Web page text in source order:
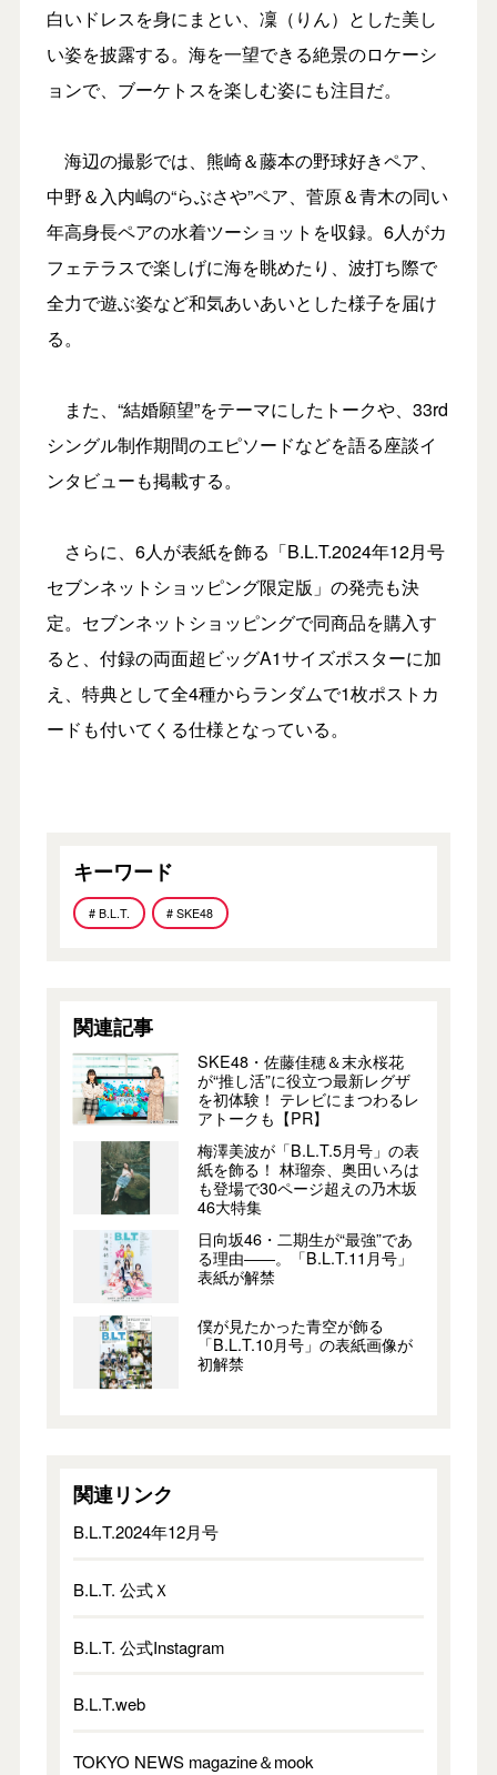
白いドレスを身にまとい、凜（りん）とした美し
い姿を披露する。海を一望できる絶景のロケーシ
ョンで、ブーケトスを楽しむ姿にも注目だ。
海辺の撮影では、熊崎＆藤本の野球好きペア、
中野＆入内嶋の“らぶさや”ペア、菅原＆青木の同い
年高身長ペアの水着ツーショットを収録。6人がカ
フェテラスで楽しげに海を眺めたり、波打ち際で
全力で遊ぶ姿など和気あいあいとした様子を届け
る。
また、“結婚願望”をテーマにしたトークや、33rd
シングル制作期間のエピソードなどを語る座談イ
ンタビューも掲載する。
さらに、6人が表紙を飾る「B.L.T.2024年12月号
セブンネットショッピング限定版」の発売も決
定。セブンネットショッピングで同商品を購入す
ると、付録の両面超ビッグA1サイズポスターに加
え、特典として全4種からランダムで1枚ポストカ
ードも付いてくる仕様となっている。
キーワード
# B.L.T. # SKE48
関連記事
SKE48・佐藤佳穂＆末永桜花
が“推し活”に役立つ最新レグザ
を初体験！ テレビにまつわるレ
アトークも【PR】
梅澤美波が「B.L.T.5月号」の表
紙を飾る！ 林瑠奈、奥田いろは
も登場で30ページ超えの乃木坂
46大特集
日向坂46・二期生が“最強”であ
る理由――。「B.L.T.11月号」
表紙が解禁
僕が見たかった青空が飾る
「B.L.T.10月号」の表紙画像が
初解禁
関連リンク
B.L.T.2024年12月号
B.L.T. 公式Ｘ
B.L.T. 公式Instagram
B.L.T.web
TOKYO NEWS magazine＆mook